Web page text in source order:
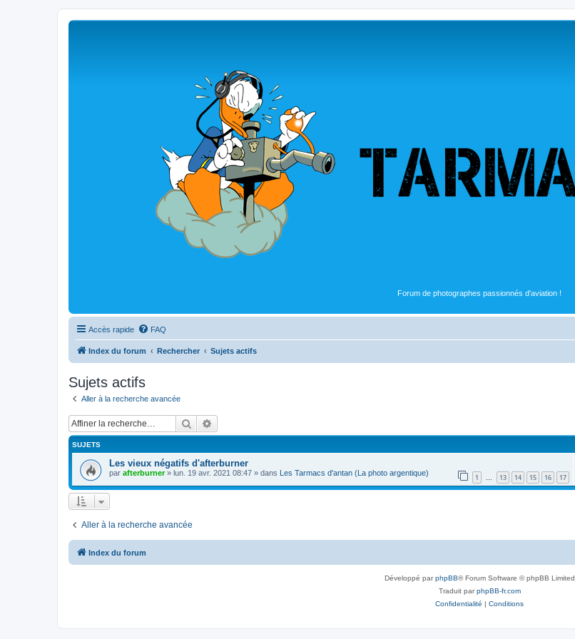
Forum de photographes passionnés d'aviation !
Accès rapide FAQ
Index du forum Rechercher Sujets actifs
Sujets actifs
Aller à la recherche avancée
Rechercher
SUJETS
Les vieux négatifs d'afterburner
par afterburner» lun. 19 avr. 2021 08:47 » dans Les Tarmacs d'antan (La photo argentique) 1 … 13 14 15 16 17
Aller à la recherche avancée
Index du forum
Développé parphpBB® Forum Software © phpBB Limited
Traduit parphpBB-fr.com
Confidentialité | Conditions